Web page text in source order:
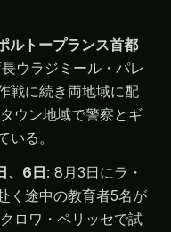
ルトープランス首都
ウラジミール・パレ
戦に続き両地域に配
ウン地域で警察とギ
る。
、6日: 8月3日にラ・
く途中の教育者5名が
ロワ・ペリッセで試